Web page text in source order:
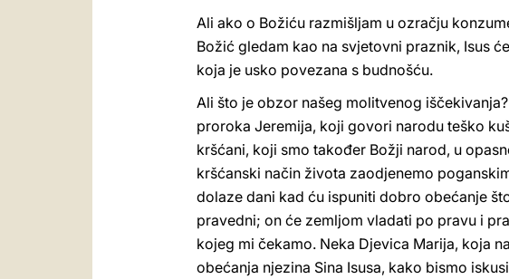
Ali ako o Božiću razmišljam u ozračju
Božić gledam kao na svjetovni praznik, Isus
koja je usko povezana s budnošću.
Ali što je obzor našeg molitvenog
proroka Jeremija, koji govori narodu teško
kršćani, koji smo također Božji narod, u
kršćanski način života zaodjenemo
dolaze dani kad ću ispuniti dobro obećanje
pravedni; on će zemljom vladati po pravu i
kojeg mi čekamo. Neka Djevica Marija, koja
obećanja njezina Sina Isusa, kako bismo